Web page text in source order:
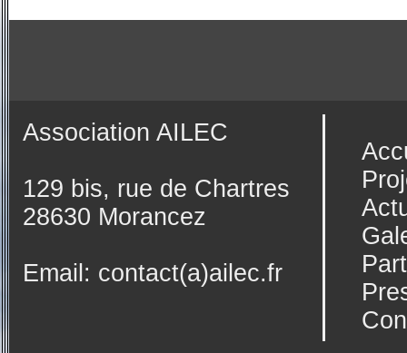
Association AILEC
129 bis, rue de Chartres
28630 Morancez
Email: contact(a)ailec.fr